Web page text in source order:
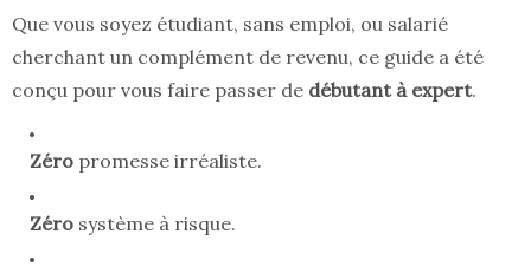
Que vous soyez étudiant, sans emploi, ou salarié
cherchant un complément de revenu, ce guide a été
conçu pour vous faire passer de débutant à expert.
Zéro promesse irréaliste.
Zéro système à risque.